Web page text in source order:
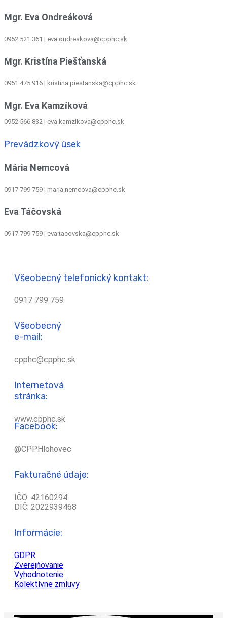
Mgr. Eva Ondreáková
0952 521 361 | eva.ondreakova@cpphc.sk
Mgr. Kristína Piešťanská
0951 475 916 | kristina.piestanska@cpphc.sk
Mgr. Eva Kamzíková
0952 566 832 | eva.kamzikova@cpphc.sk
Prevádzkový úsek
Mária Nemcová
0917 799 759 | maria.nemcova@cpphc.sk
Eva Táčovská
0917 799 759 | eva.tacovska@cpphc.sk
Všeobecný telefonický kontakt:
0917 799 759
Všeobecný
e-mail:
cpphc@cpphc.sk
Internetová
stránka:
www.cpphc.sk
Facebook:
@CPPHlohovec
Fakturačné údaje:
IČO: 42160294
DIČ: 2022939468
Informácie:
GDPR
Zverejňovanie
Vyhodnotenie
Kolektívne zmluvy